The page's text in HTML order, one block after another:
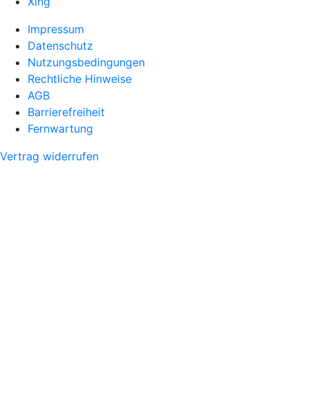
Impressum
Datenschutz
Nutzungsbedingungen
Rechtliche Hinweise
AGB
Barrierefreiheit
Fernwartung
Vertrag widerrufen